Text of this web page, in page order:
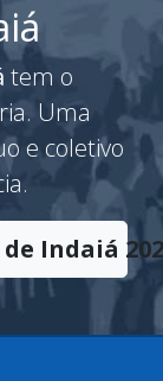
tem o
Uma
e coletivo
Indaiá